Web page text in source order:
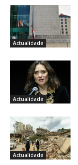
Actualidade
Actualidade
Actualidade